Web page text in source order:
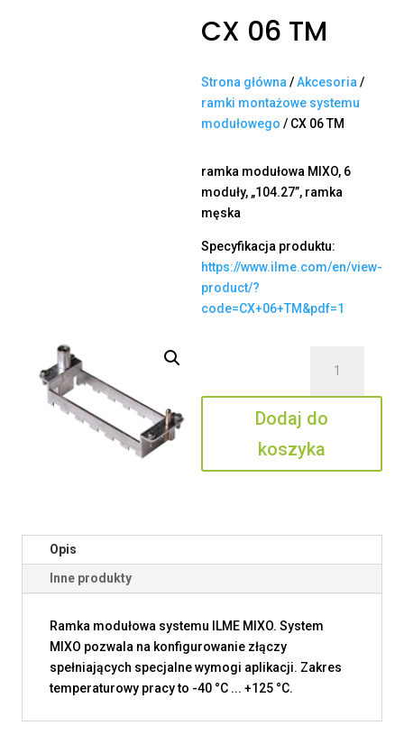
CX 06 TM
Strona główna /Akcesoria /
ramki montażowe systemu
modułowego / CX 06 TM
ramka modułowa MIXO, 6
moduły, „104.27”, ramka
męska
Specyfikacja produktu:
https://www.ilme.com/en/view-
product/?
code=CX+06+TM&pdf=1
06
TM
Dodaj do
koszyka
Opis
Inne produkty
Ramka modułowa systemu ILME MIXO. System
MIXO pozwala na konfigurowanie złączy
spełniających specjalne wymogi aplikacji. Zakres
temperaturowy pracy to -40 °C ... +125 °C.